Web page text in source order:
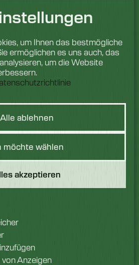
um Ihnen das bestmögliche
ermöglichen es uns auch, das
um die Website
Alle ablehnen
möchte wählen
akzeptieren
Anzeigen
eine
sich jetzt